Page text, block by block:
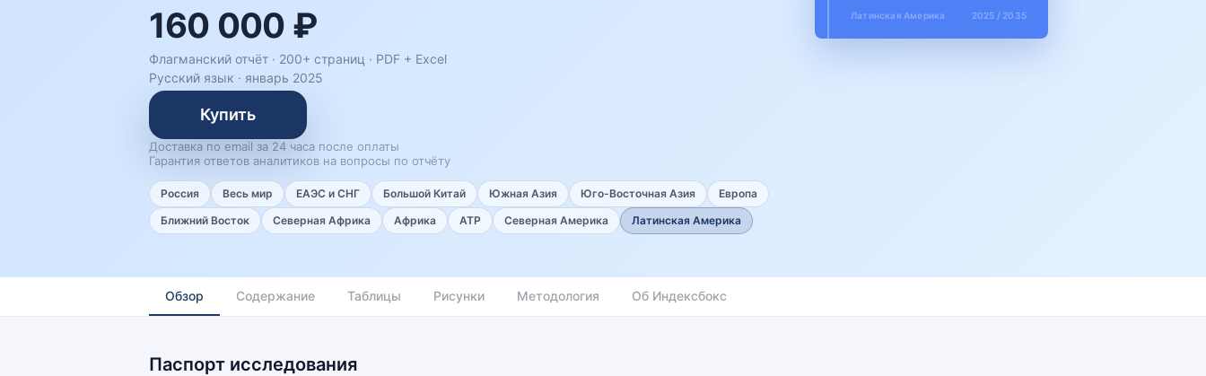
160 000 ₽
Флагманский отчёт · 200+ страниц · PDF + Excel
Русский язык · январь 2025
Купить
Доставка по email за 24 часа после оплаты
Гарантия ответов аналитиков на вопросы по отчёту
Россия Весь мир ЕАЭС и СНГ Большой Китай Южная Азия Юго-Восточная Азия
Европа
Ближний Восток
Северная Африка Африка АТР Северная Америка Латинская Америка
Латинская Америка 2025 / 2035
Обзор Содержание Таблицы Рисунки Методология Об Индексбокс
Паспорт исследования